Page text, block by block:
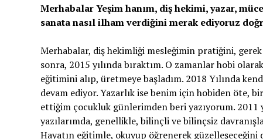
Merhabalar Yeşim hanım, diş hekimi, yazar,
sanata nasıl ilham verdiğini merak ediyoruz
Merhabalar, diş hekimliği mesleğimin pratiğini,
sonra, 2015 yılında bıraktım. O zamanlar hobi
eğitimini alıp, üretmeye başladım. 2018 Yılında
devam ediyor. Yazarlık ise benim için hobiden öte,
ettiğim çocukluk günlerimden beri yazıyorum. 2011
yazılarımda, genellikle, bilinçli ve bilinçsiz
Hayatın eğitimle, okuyup öğrenerek